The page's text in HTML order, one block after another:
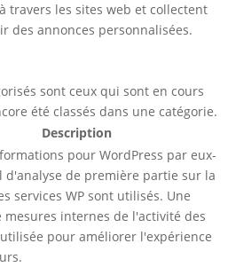
travers les sites web et collectent
des annonces personnalisées.
sont ceux qui sont en cours
été classés dans une catégorie.
Description
pour WordPress par eux-
d'analyse de première partie sur la
services WP sont utilisés. Une
mesures internes de l'activité des
pour améliorer l'expérience